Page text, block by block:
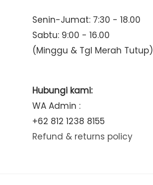
Senin-Jumat: 7:30 - 18.00
Sabtu: 9:00 - 16.00
(Minggu & Tgl Merah Tutup)
Hubungi kami:
WA Admin :
+62 812 1238 8155
Refund & returns policy